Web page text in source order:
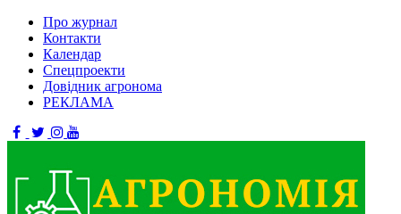
Про журнал
Контакти
Календар
Спецпроекти
Довідник агронома
РЕКЛАМА